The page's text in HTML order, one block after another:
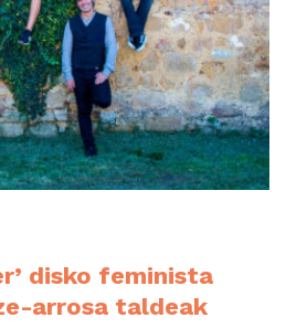
disko feminista
arrosa taldeak